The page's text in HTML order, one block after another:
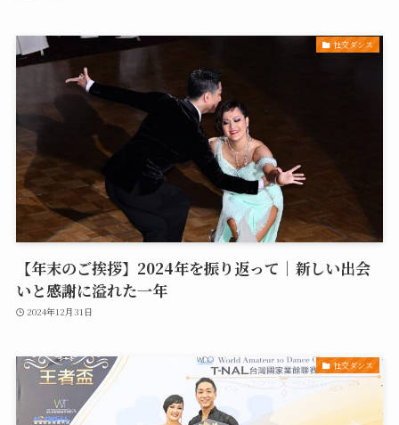
社交ダンス
【年末のご挨拶】2024年を振り返って｜新しい出会
いと感謝に溢れた一年
2024年12月31日
社交ダンス